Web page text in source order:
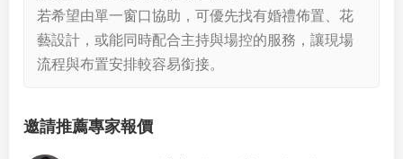
若希望由單一窗口協助，可優先找有婚禮佈置、花
藝設計，或能同時配合主持與場控的服務，讓現場
流程與布置安排較容易銜接。
邀請推薦專家報價